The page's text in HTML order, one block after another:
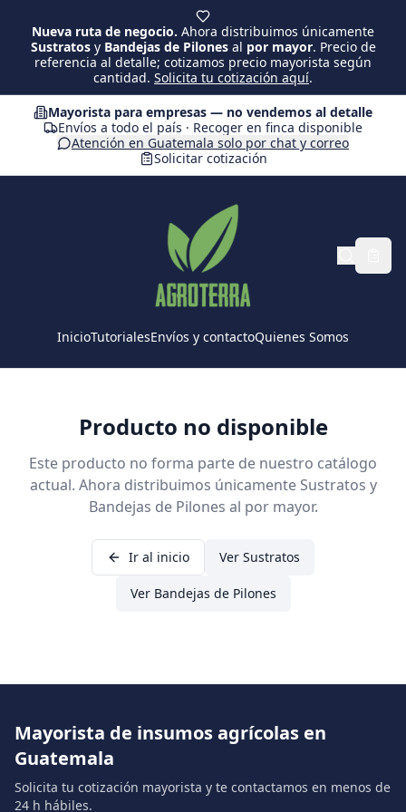
Nueva ruta de negocio. Ahora distribuimos únicamente
Sustratosy Bandejas de Pilonesal por mayor. Precio de
referencia al detalle; cotizamos precio mayorista según
cantidad. Solicita tu cotización aquí.
Mayorista para empresas — no vendemos al detalle
Envíos a todo el país · Recoger en finca disponible
Atención en Guatemala solo por chat y correo
Solicitar cotización
InicioTutorialesEnvíos y contactoQuienes Somos
Producto no disponible
Este producto no forma parte de nuestro catálogo
actual. Ahora distribuimos únicamente Sustratos y
Bandejas de Pilones al por mayor.
Ir al inicio Ver Sustratos
Ver Bandejas de Pilones
Mayorista de insumos agrícolas en
Guatemala
Solicita tu cotización mayorista y te contactamos en menos de
24 h hábiles.